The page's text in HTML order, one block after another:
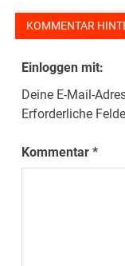
KOMMENTAR
Einloggen mit:
Deine E-Mail-
Erforderliche
Kommentar*